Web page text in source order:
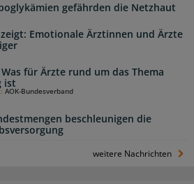
gefährden die Netzhaut
Emotionale Ärztinnen und Ärzte
für Ärzte rund um das Thema
ist
beschleunigen die
AOK-Bundesverband
weitere Nachrichten